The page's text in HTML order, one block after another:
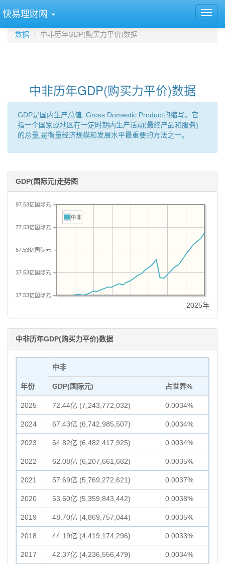
快易理财网
数据 中非历年GDP(购买力平价)数据
中非历年GDP(购买力平价)数据
GDP是国内生产总值, Gross Domestic Product的缩写。它
指一个国家或地区在一定时期内生产活动(最终产品和服务)
的总量,是衡量经济规模和发展水平最重要的方法之一。
GDP(国际元)走势图
17.53亿国际元
37.53亿国际元
57.53亿国际元
77.53亿国际元
97.53亿国际元
中非
2025年
中非历年GDP(购买力平价)数据
年份
中非
GDP(国际元) 占世界%
2025 72.44亿 (7,243,772,032) 0.0034%
2024 67.43亿 (6,742,985,507) 0.0034%
2023 64.82亿 (6,482,417,925) 0.0034%
2022 62.08亿 (6,207,661,682) 0.0035%
2021 57.69亿 (5,769,272,621) 0.0037%
2020 53.60亿 (5,359,843,442) 0.0038%
2019 48.70亿 (4,869,757,044) 0.0035%
2018 44.19亿 (4,419,174,296) 0.0033%
2017 42.37亿 (4,236,556,479) 0.0034%